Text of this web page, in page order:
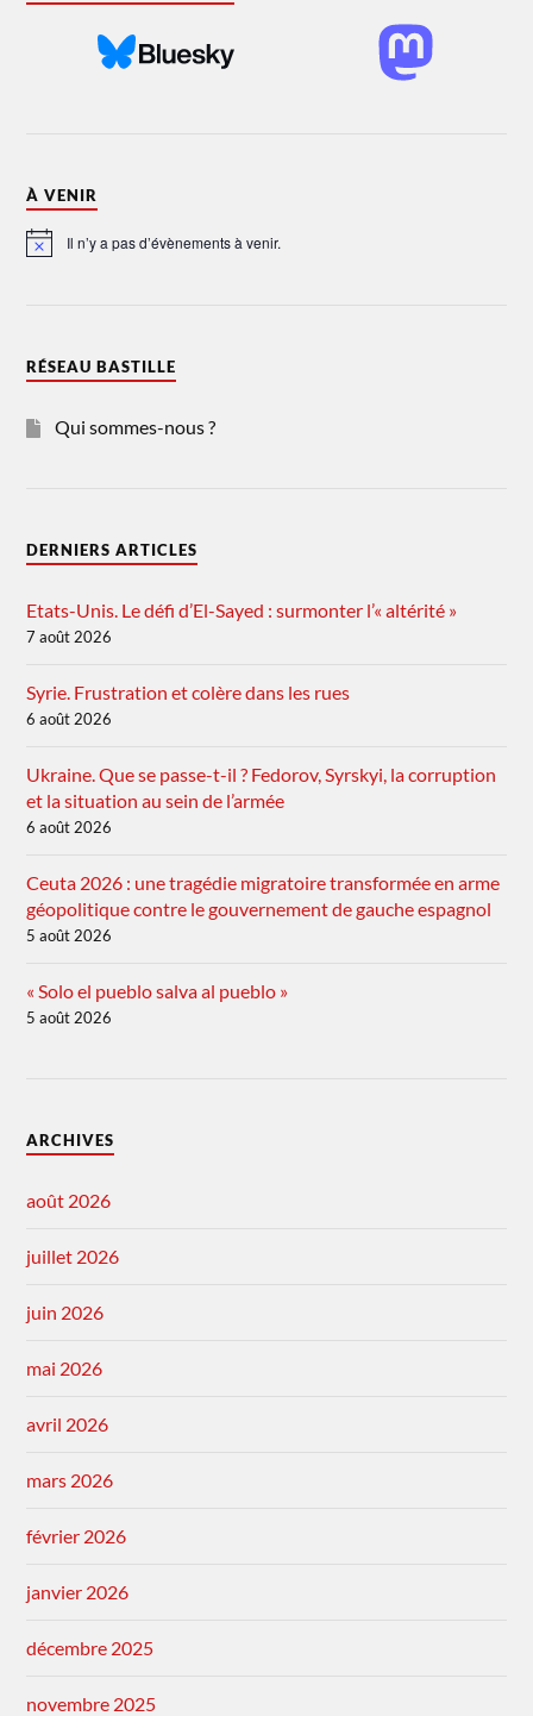
À VENIR
Notice Il n’y a pas d’évènements à venir.
RÉSEAU BASTILLE
Qui sommes-nous ?
DERNIERS ARTICLES
Etats-Unis. Le défi d’El-Sayed : surmonter l’« altérité »
7 août 2026
Syrie. Frustration et colère dans les rues
6 août 2026
Ukraine. Que se passe-t-il ? Fedorov, Syrskyi, la corruption
et la situation au sein de l’armée
6 août 2026
Ceuta 2026 : une tragédie migratoire transformée en arme
géopolitique contre le gouvernement de gauche espagnol
5 août 2026
« Solo el pueblo salva al pueblo »
5 août 2026
ARCHIVES
août 2026
juillet 2026
juin 2026
mai 2026
avril 2026
mars 2026
février 2026
janvier 2026
décembre 2025
novembre 2025